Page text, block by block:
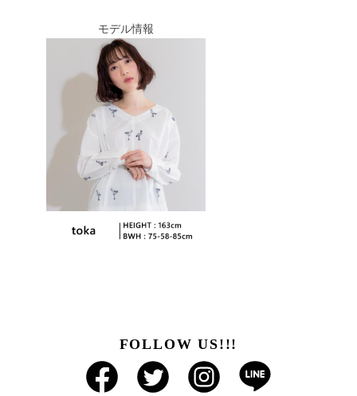
モデル情報
FOLLOW US!!!